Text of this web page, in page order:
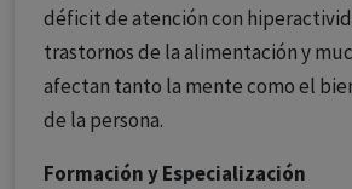
déficit de atención con
trastornos de la alimentación y
afectan tanto la mente como el
de la persona.
Formación y Especialización